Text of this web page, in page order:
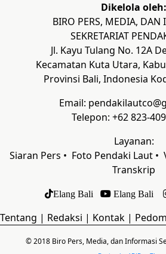
Dikelola oleh:
BIRO PERS, MEDIA, DAN
SEKRETARIAT
Jl. Kayu Tulang No. 12A
Kecamatan Kuta Utara,
Provinsi Bali, Indonesia
Email:
Telepon: +62 823-
Layanan:
Siaran Pers • Foto Pendaki Laut•
Transkrip
Elang Bali Elang Bali
Tentang | Redaksi | Kontak |
© 2018 Biro Pers, Media, dan Informasi